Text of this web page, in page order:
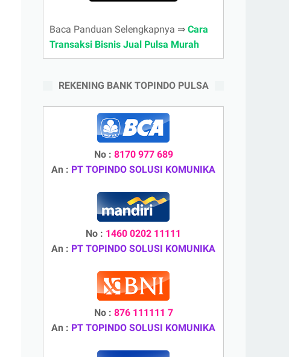
Baca Panduan Selengkapnya ⇒ Cara
Transaksi Bisnis Jual Pulsa Murah
REKENING BANK TOPINDO PULSA
No : 8170 977 689
An : PT TOPINDO SOLUSI KOMUNIKA
No : 1460 0202 11111
An : PT TOPINDO SOLUSI KOMUNIKA
No : 876 111111 7
An : PT TOPINDO SOLUSI KOMUNIKA